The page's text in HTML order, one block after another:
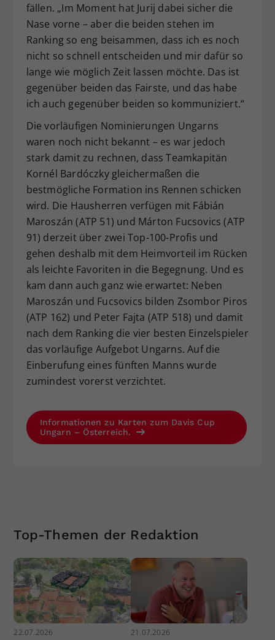
fällen. „Im Moment hat Jurij dabei sicher die
Nase vorne – aber die beiden stehen im
Ranking so eng beisammen, dass ich es noch
nicht so schnell entscheiden und mir dafür so
lange wie möglich Zeit lassen möchte. Das ist
gegenüber beiden das Fairste, und das habe
ich auch gegenüber beiden so kommuniziert.“
Die vorläufigen Nominierungen Ungarns
waren noch nicht bekannt – es war jedoch
stark damit zu rechnen, dass Teamkapitän
Kornél Bardóczky gleichermaßen die
bestmögliche Formation ins Rennen schicken
wird. Die Hausherren verfügen mit Fábián
Maroszán (ATP 51) und Márton Fucsovics (ATP
91) derzeit über zwei Top-100-Profis und
gehen deshalb mit dem Heimvorteil im Rücken
als leichte Favoriten in die Begegnung. Und es
kam dann auch ganz wie erwartet: Neben
Maroszán und Fucsovics bilden Zsombor Piros
(ATP 162) und Peter Fajta (ATP 518) und damit
nach dem Ranking die vier besten Einzelspieler
das vorläufige Aufgebot Ungarns. Auf die
Einberufung eines fünften Manns wurde
zumindest vorerst verzichtet.
Informationen zu Karten zum Davis Cup
Ungarn – Österreich.
Top-Themen der Redaktion
22.07.2026 21.07.2026